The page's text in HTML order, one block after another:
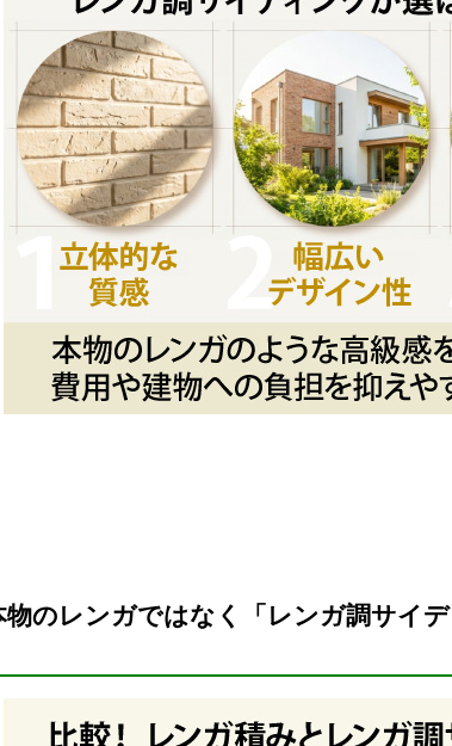
物のレンガではなく「レンガ調サイ